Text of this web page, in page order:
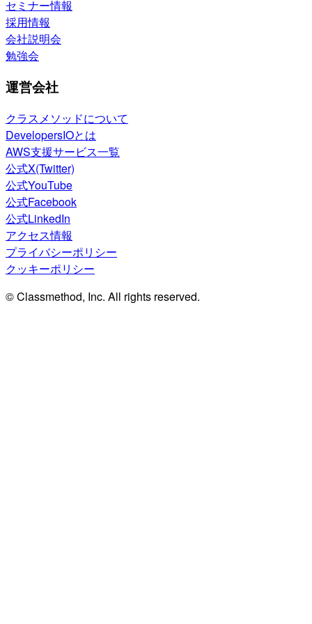
セミナー情報
採用情報
会社説明会
勉強会
運営会社
クラスメソッドについて
DevelopersIOとは
AWS支援サービス一覧
公式X(Twitter)
公式YouTube
公式Facebook
公式LinkedIn
アクセス情報
プライバシーポリシー
クッキーポリシー
© Classmethod, Inc. All rights reserved.